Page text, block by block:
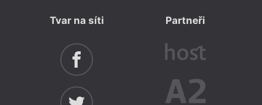
Tvar na síti Partneři